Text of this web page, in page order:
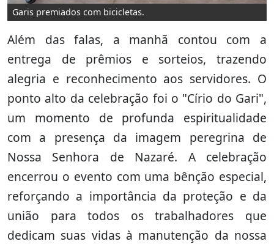
Garis premiados com bicicletas.
Além das falas, a manhã contou com a
entrega de prêmios e sorteios, trazendo
alegria e reconhecimento aos servidores. O
ponto alto da celebração foi o "Círio do Gari",
um momento de profunda espiritualidade
com a presença da imagem peregrina de
Nossa Senhora de Nazaré. A celebração
encerrou o evento com uma bênção especial,
reforçando a importância da proteção e da
união para todos os trabalhadores que
dedicam suas vidas à manutenção da nossa